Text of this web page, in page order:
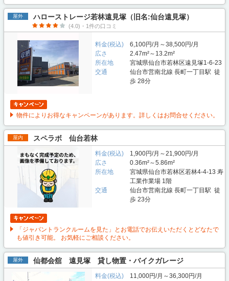
屋外 ハローストレージ若林遠見塚（旧名:仙台遠見塚）
(4.0)・1件の口コミ
料金(税込)
6,100円/月～38,500円/月
広さ
2.47m²～13.2m²
所在地
宮城県仙台市若林区遠見塚1-6-23
交通
仙台市営南北線 長町一丁目駅 徒
歩 28分
物件によりお得なキャンペーンがあります。詳しくはお問合せください。
屋内 スペラボ 仙台若林
料金(税込)
1,900円/月～21,900円/月
広さ
0.36m²～5.86m²
所在地
宮城県仙台市若林区若林4-4-13 寿
工業作業場 1階
交通
仙台市営南北線 長町一丁目駅 徒
歩 23分
「ジャパントランクルームを見た」とお電話でお伝えいただくとどなたで
も値引き可能。 お気軽にご相談ください。
屋外 仙都会舘 遠見塚 貸し物置・バイクガレージ
料金(税込)
11,000円/月～36,300円/月